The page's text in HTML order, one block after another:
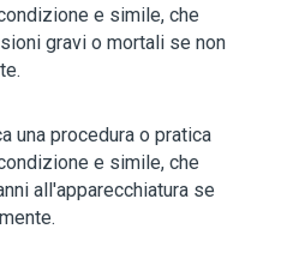
e simile, che
gravi o mortali se non
una procedura o pratica
e simile, che
all'apparecchiatura se